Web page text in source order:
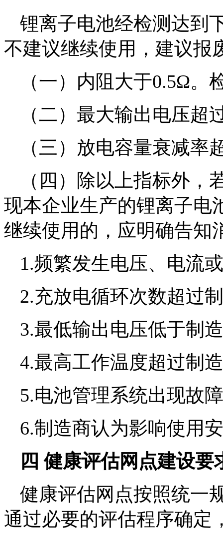
锂离子电池经检测达到
不建议继续使用，建议报
（一）内阻大于0.5Ω。
（二）最大输出电压超
（三）放电容量衰减率
（四）除以上指标外
现本企业生产的锂离子电
继续使用的，应明确告知
1.频繁发生电压、电流
2.充放电循环次数超过
3.最低输出电压低于制
4.最高工作温度超过制
5.电池管理系统出现故
6.制造商认为影响使用
四 健康评估网点建设要
健康评估网点按照统一
通过必要的评估程序确定